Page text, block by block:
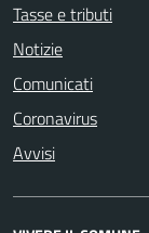
Tasse e tributi
Notizie
Comunicati
Coronavirus
Avvisi